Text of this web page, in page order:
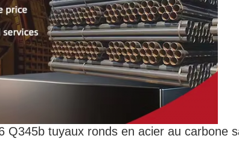
Q345b tuyaux ronds en acier au carbone